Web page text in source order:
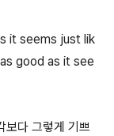
it seems just lik
good as it see
보다 그렇게 기쁘